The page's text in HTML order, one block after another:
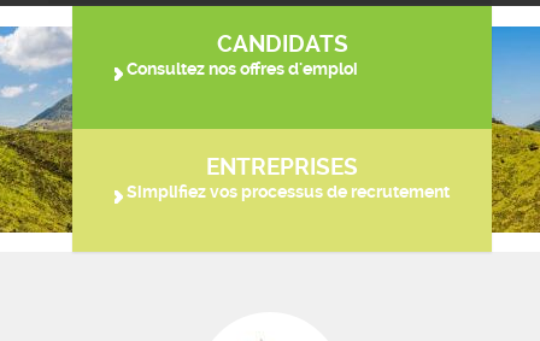
CANDIDATS
Consultez nos offres d'emploi
ENTREPRISES
Simplifiez vos processus de recrutement